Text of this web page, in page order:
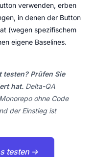
verwenden, erben
in denen der Button
(wegen spezifischem
eigene Baselines.
testen? Prüfen Sie
hat. Delta-QA
ohne Code
der Einstieg ist
testen →